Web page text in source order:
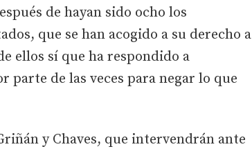
de hayan sido ocho los
que se han acogido a su derecho a
ellos sí que ha respondido a
parte de las veces para negar lo que
y Chaves, que intervendrán ante